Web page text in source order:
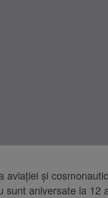
aviaţiei şi
sunt aniversate la 12